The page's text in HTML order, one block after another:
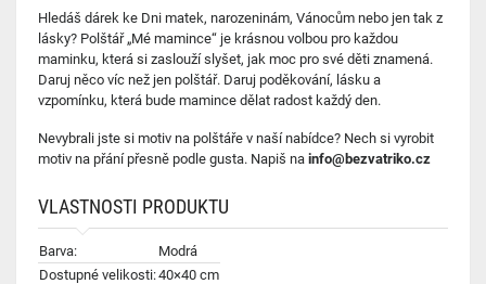
Hledáš dárek ke Dni matek, narozeninám, Vánocům nebo jen tak z
lásky? Polštář „Mé mamince“ je krásnou volbou pro každou
maminku, která si zaslouží slyšet, jak moc pro své děti znamená.
Daruj něco víc než jen polštář. Daruj poděkování, lásku a
vzpomínku, která bude mamince dělat radost každý den.
Nevybrali jste si motiv na polštáře v naší nabídce? Nech si vyrobit
motiv na přání přesně podle gusta. Napiš na info@bezvatriko.cz
VLASTNOSTI PRODUKTU
Barva:
Modrá
Dostupné velikosti:40×40 cm